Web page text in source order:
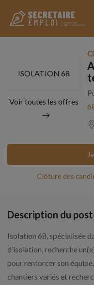
ISOLATION 68
Voir toutes les offres
Clôture des
Description du
Isolation 68, spécialisée
d’isolation, recherche
pour renforcer son
chantiers variés et